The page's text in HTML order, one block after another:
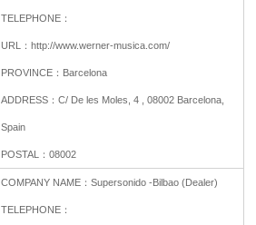
TELEPHONE：
URL： http://www.werner-musica.com/
PROVINCE： Barcelona
ADDRESS： C/ De les Moles, 4 , 08002 Barcelona,
Spain
POSTAL： 08002
COMPANY NAME： Supersonido -Bilbao (Dealer)
TELEPHONE：